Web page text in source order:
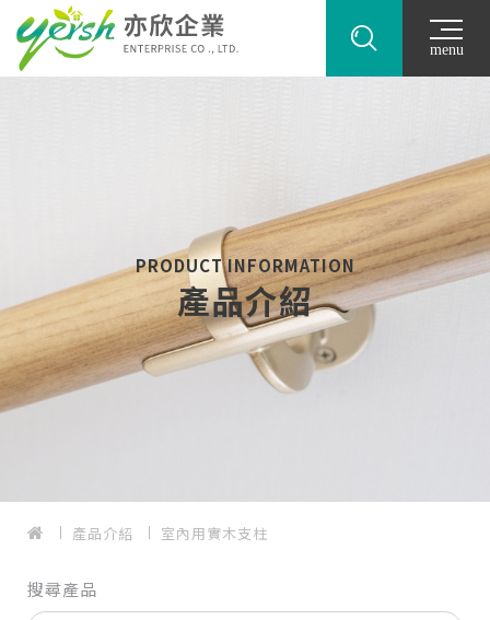
menu
PRODUCT INFORMATION
產品介紹
產品介紹 室內用實木支柱
搜尋產品